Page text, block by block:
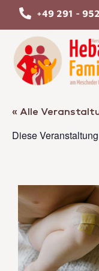
+49 291 -
« Alle
Diese